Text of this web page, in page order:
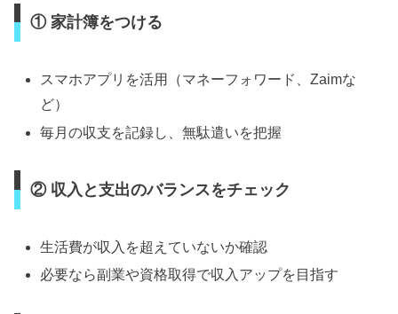
① 家計簿をつける
スマホアプリを活用（マネーフォワード、Zaimな
ど）
毎月の収支を記録し、無駄遣いを把握
② 収入と支出のバランスをチェック
生活費が収入を超えていないか確認
必要なら副業や資格取得で収入アップを目指す